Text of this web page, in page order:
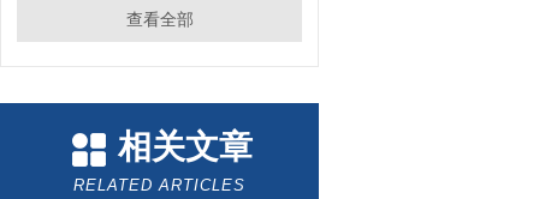
查看全部
相关文章
RELATED ARTICLES